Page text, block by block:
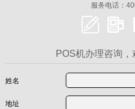
服务电话：
POS机办理咨询
姓名
地址